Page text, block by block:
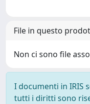
File in questo
Non ci sono file
I documenti in IRIS
tutti i diritti sono